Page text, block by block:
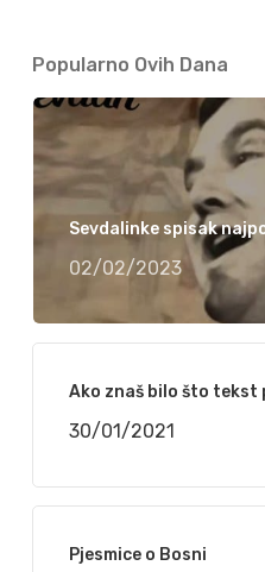
Popularno Ovih Dana
Sevdalinke spisak
02/02/2023
Ako znaš bilo što tekst
30/01/2021
Pjesmice o Bosni